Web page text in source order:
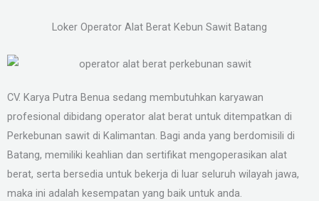
Loker Operator Alat Berat Kebun Sawit Batang
CV. Karya Putra Benua sedang membutuhkan karyawan
profesional dibidang operator alat berat untuk ditempatkan di
Perkebunan sawit di Kalimantan. Bagi anda yang berdomisili di
Batang, memiliki keahlian dan sertifikat mengoperasikan alat
berat, serta bersedia untuk bekerja di luar seluruh wilayah jawa,
maka ini adalah kesempatan yang baik untuk anda.